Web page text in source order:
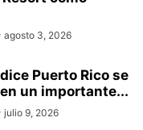
agosto 3, 2026
Puerto Rico se
un importante...
julio 9, 2026